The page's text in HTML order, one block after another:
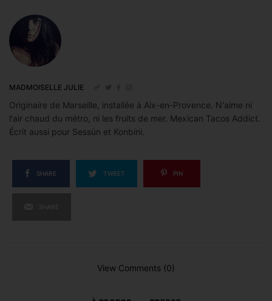
MADMOISELLE JULIE
Originaire de Marseille, installée à Aix-en-Provence. N'aime ni
l'air chaud du métro, ni les fruits de mer. Mexican Tacos Addict.
Écrit aussi pour Sessùn et Konbini.
SHARE TWEET PIN
View Comments (0)